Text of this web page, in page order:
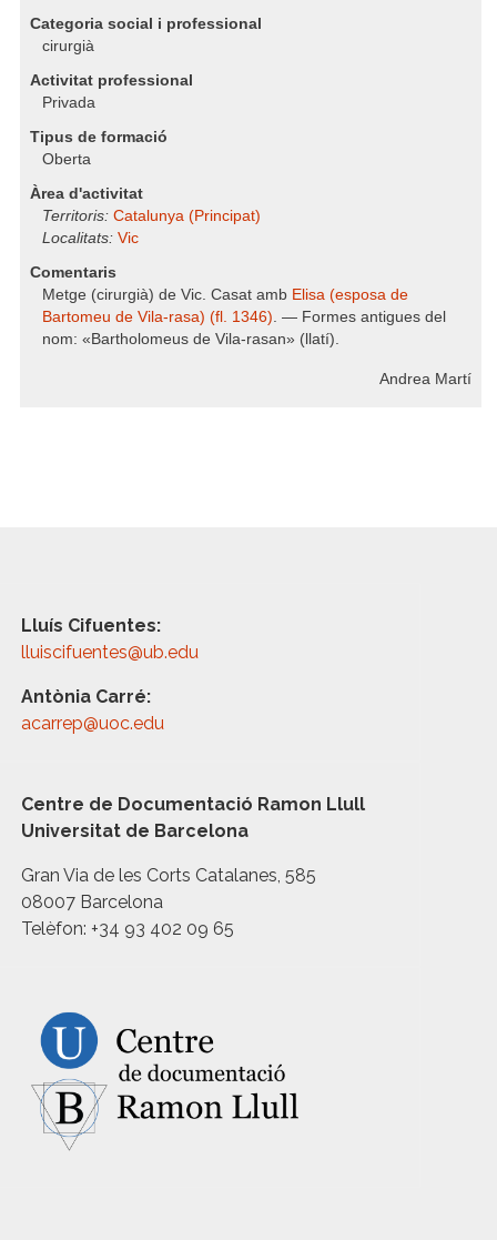
Categoria social i professional
cirurgià
Activitat professional
Privada
Tipus de formació
Oberta
Àrea d'activitat
Territoris: Catalunya (Principat)
Localitats: Vic
Comentaris
Metge (cirurgià) de Vic. Casat amb Elisa (esposa de
Bartomeu de Vila-rasa) (fl. 1346). — Formes antigues del
nom: «Bartholomeus de Vila-rasan» (llatí).
Andrea Martí
Lluís Cifuentes:
lluiscifuentes@ub.edu
Antònia Carré:
acarrep@uoc.edu
Centre de Documentació Ramon Llull
Universitat de Barcelona
Gran Via de les Corts Catalanes, 585
08007 Barcelona
Telèfon: +34 93 402 09 65